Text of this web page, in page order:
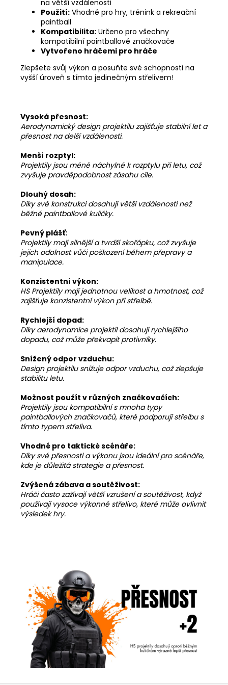
na větší vzdálenosti
Použití: Vhodné pro hry, trénink a rekreační
paintball
Kompatibilita: Určeno pro všechny
kompatibilní paintballové značkovače
Vytvořeno hráčemi pro hráče
Zlepšete svůj výkon a posuňte své schopnosti na
vyšší úroveň s tímto jedinečným střelivem!
Vysoká přesnost:
Aerodynamický design projektilu zajišťuje stabilní let a
přesnost na delší vzdálenosti.
Menší rozptyl:
Projektily jsou méně náchylné k rozptylu při letu, což
zvyšuje pravděpodobnost zásahu cíle.
Dlouhý dosah:
Díky své konstrukci dosahují větší vzdálenosti než
běžné paintballové kuličky.
Pevný plášť:
Projektily mají silnější a tvrdší skořápku, což zvyšuje
jejich odolnost vůči poškození během přepravy a
manipulace.
Konzistentní výkon:
HS Projektily mají jednotnou velikost a hmotnost, což
zajišťuje konzistentní výkon při střelbě.
Rychlejší dopad:
Díky aerodynamice projektil dosahují rychlejšího
dopadu, což může překvapit protivníky.
Snížený odpor vzduchu:
Design projektilu snižuje odpor vzduchu, což zlepšuje
stabilitu letu.
Možnost použít v různých značkovačích:
Projektily jsou kompatibilní s mnoha typy
paintballových značkovačů, které podporují střelbu s
tímto typem střeliva.
Vhodné pro taktické scénáře:
Díky své přesnosti a výkonu jsou ideální pro scénáře,
kde je důležitá strategie a přesnost.
Zvýšená zábava a soutěživost:
Hráči často zažívají větší vzrušení a soutěživost, když
používají vysoce výkonné střelivo, které může ovlivnit
výsledek hry.